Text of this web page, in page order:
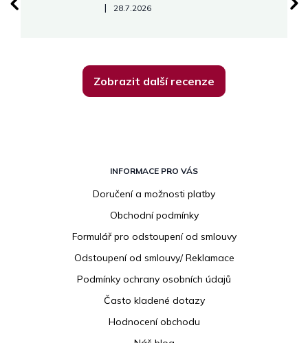
Hodnocení obchodu je 5 z 5 hvězdiček.
| 28.7.2026
Zobrazit další recenze
INFORMACE PRO VÁS
Doručení a možnosti platby
Obchodní podmínky
Formulář pro odstoupení od smlouvy
Odstoupení od smlouvy/ Reklamace
Podmínky ochrany osobních údajů
Často kladené dotazy
Hodnocení obchodu